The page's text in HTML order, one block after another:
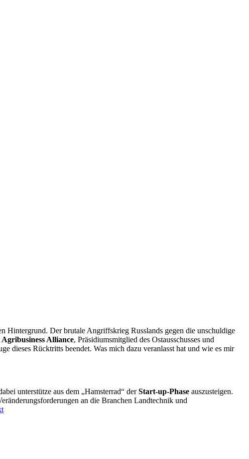
Hintergrund. Der brutale Angriffskrieg Russlands gegen die unschuldige
Alliance, Präsidiumsmitglied des Ostausschusses und
dieses Rücktritts beendet. Was mich dazu veranlasst hat und wie es mir
unterstütze aus dem „Hamsterrad“ derStart-up-Phase auszusteigen.
an die Branchen Landtechnik und